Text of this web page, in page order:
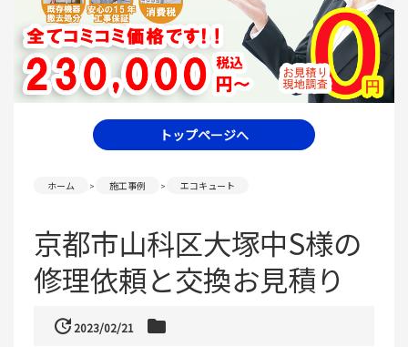
トップページへ
ホーム 施工事例 エコキュート
京都市山科区大塚中S様の
修理依頼と交換お見積り
update2023/02/21 folder